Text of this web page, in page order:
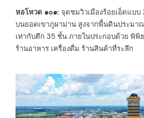
หอโหวด ๑๐๑: จุดชมวิวเมืองร้อยเอ็ดแบบ
บนยอดเขาภูผาม่าน สูงจากพื้นดินประมาณ
เท่ากับตึก 35 ชั้น ภายในประกอบด้วย พิ
ร้านอาหาร เครื่องดื่ม ร้านสินค้าที่ระลึก